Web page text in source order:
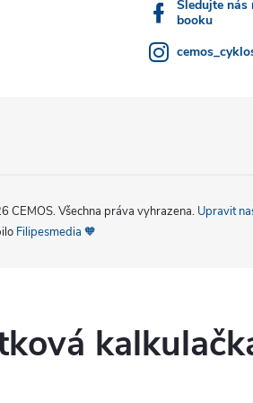
Sledujte nás
booku
CEMOS. Všechna práva vyhrazena. Upravit
Filipesmedia 🧡